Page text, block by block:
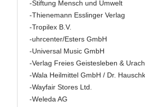
-Stiftung Mensch und Umwelt
-Thienemann Esslinger Verlag
-Tropilex B.V.
-uhrcenter/Esters GmbH
-Universal Music GmbH
-Verlag Freies Geistesleben &
-Wala Heilmittel GmbH / Dr.
-Wayfair Stores Ltd.
-Weleda AG